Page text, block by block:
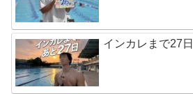
インカレまで27日